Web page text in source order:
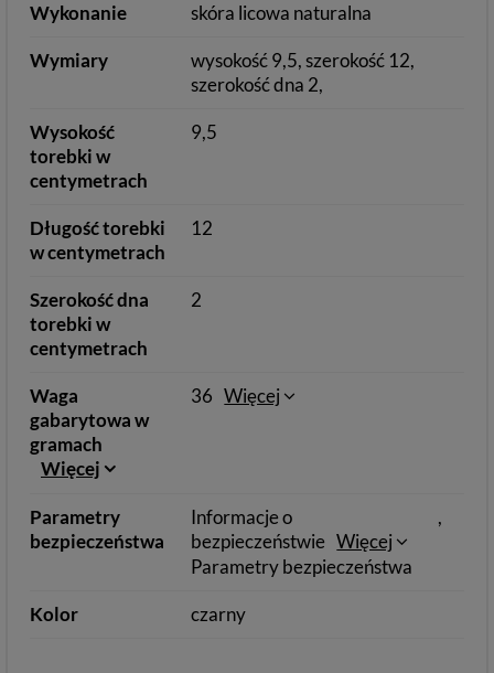
Wykonanie skóra licowa naturalna
Wymiary
wysokość 9,5, szerokość 12,
szerokość dna 2,
Wysokość
torebki w
centymetrach
9,5
Długość torebki
w centymetrach
12
Szerokość dna
torebki w
centymetrach
2
Waga
gabarytowa w
gramach
Więcej
36 Więcej
Parametry
bezpieczeństwa
Informacje o
bezpieczeństwie Więcej
Parametry bezpieczeństwa
Kolor czarny